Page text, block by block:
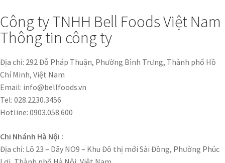
Công ty TNHH Bell Foods Việt Nam
Thông tin công ty
Địa chỉ: 292 Đỗ Pháp Thuận, Phường Bình Trưng, Thành phố Hồ
Chí Minh, Việt Nam
Email: info@bellfoods.vn
Tel: 028.2230.3456
Hotline: 0903.058.600
Chi Nhánh Hà Nội :
Địa chỉ: Lô 23 – Dãy NO9 – Khu Đô thị mới Sài Đồng, Phường Phúc